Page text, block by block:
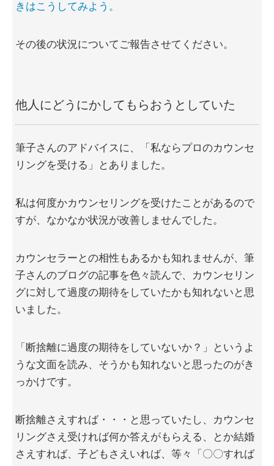
きはこうしてみよう。
その後の状況についてご報告させてください。
他人にどうにかしてもらおうとしていた
筆子さんのアドバイスに、「私ならプロのカウンセ
リングを受ける」とありました。
私は何度かカウンセリングを受けたことがあるので
すが、なかなか状況が改善しませんでした。
カウンセラーとの相性もあるかも知れませんが、筆
子さんのブログの記事を色々読んで、カウンセリン
グに対して過度の期待をしていたかも知れないと思
いました。
「断捨離に過度の期待をしていないか？」というよ
うな文面を読み、そうかも知れないと思ったのがき
っかけです。
断捨離さえすれば・・・と思っていたし、カウンセ
リングさえ受ければ何か答えがもらえる、とか結婚
さえすれば、子どもさえいれば、等々「〇〇すれば